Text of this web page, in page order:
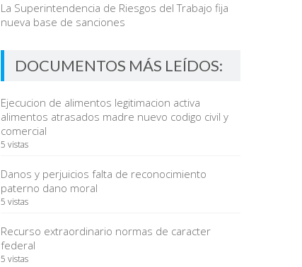
La Superintendencia de Riesgos del Trabajo fija
nueva base de sanciones
DOCUMENTOS MÁS LEÍDOS:
Ejecucion de alimentos legitimacion activa
alimentos atrasados madre nuevo codigo civil y
comercial
5 vistas
Danos y perjuicios falta de reconocimiento
paterno dano moral
5 vistas
Recurso extraordinario normas de caracter
federal
5 vistas